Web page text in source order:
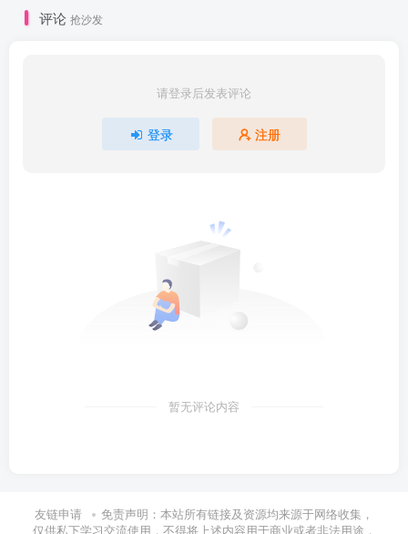
评论 抢沙发
请登录后发表评论
登录 注册
暂无评论内容
友链申请
免责声明：本站所有链接及资源均来源于网络收集，
仅供私下学习交流使用，不得将上述内容用于商业或者非法用途，